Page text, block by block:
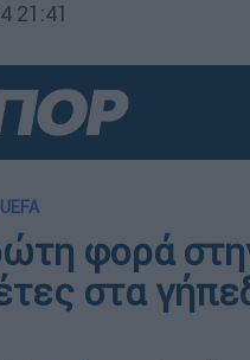
21:41
φορά
στα